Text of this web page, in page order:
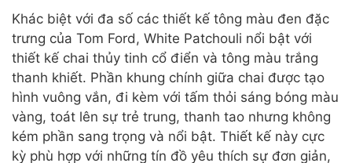
Khác biệt với đa số các thiết kế tông màu đen đặc
trưng của Tom Ford, White Patchouli nổi bật với
thiết kế chai thủy tinh cổ điển và tông màu trắng
thanh khiết. Phần khung chính giữa chai được tạo
hình vuông vắn, đi kèm với tấm thỏi sáng bóng màu
vàng, toát lên sự trẻ trung, thanh tao nhưng không
kém phần sang trọng và nổi bật. Thiết kế này cực
kỳ phù hợp với những tín đồ yêu thích sự đơn giản,